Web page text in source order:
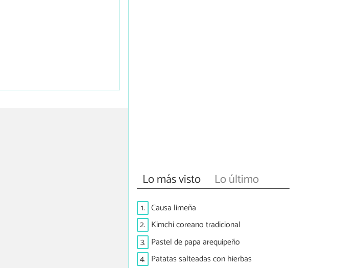
Lo más visto Lo último
1. Causa limeña
2. Kimchi coreano tradicional
3. Pastel de papa arequipeño
4. Patatas salteadas con hierbas